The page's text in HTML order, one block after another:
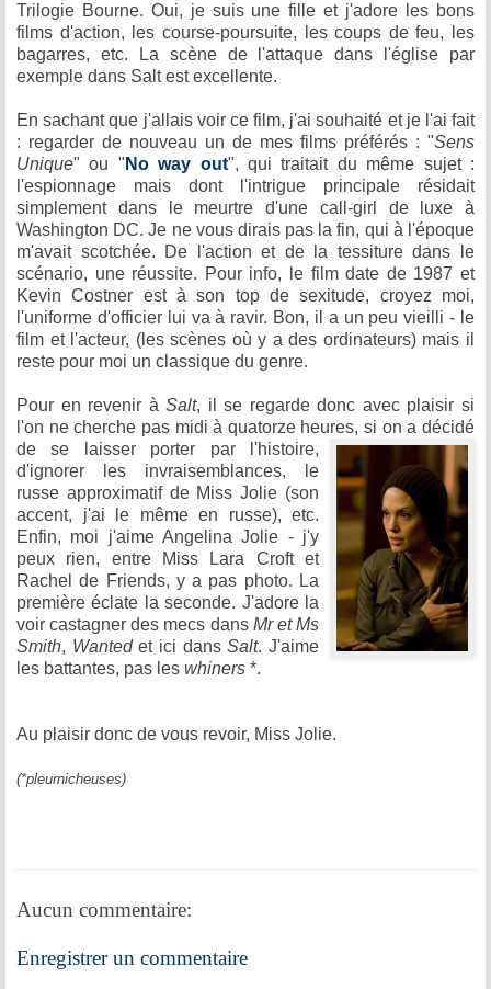
Trilogie Bourne. Oui, je suis une fille et j'adore les bons
films d'action, les course-poursuite, les coups de feu, les
bagarres, etc. La scène de l'attaque dans l'église par
exemple dans Salt est excellente.
En sachant que j'allais voir ce film, j'ai souhaité et je l'ai fait
: regarder de nouveau un de mes films préférés : "Sens
Unique" ou " No way out", qui traitait du même sujet :
l'espionnage mais dont l'intrigue principale résidait
simplement dans le meurtre d'une call-girl de luxe à
Washington DC. Je ne vous dirais pas la fin, qui à l'époque
m'avait scotchée. De l'action et de la tessiture dans le
scénario, une réussite. Pour info, le film date de 1987 et
Kevin Costner est à son top de sexitude, croyez moi,
l'uniforme d'officier lui va à ravir. Bon, il a un peu vieilli - le
film et l'acteur, (les scènes où y a des ordinateurs) mais il
reste pour moi un classique du genre.
Pour en revenir àSalt, il se regarde donc avec plaisir si
l'on ne cherche pas midi à quatorze heures, si on a décidé
dese laisser porter par l'histoire,
d'ignorer les invraisemblances, le
russe approximatif de Miss Jolie (son
accent, j'ai le même en russe), etc.
Enfin, moi j'aime Angelina Jolie - j'y
peux rien, entre Miss Lara Croft et
Rachel de Friends, y a pas photo. La
première éclate la seconde. J'adore la
voir castagner des mecs dans Mr et Ms
Smith, Wantedet ici dansSalt. J'aime
les battantes, pas les whiners *.
Au plaisir donc de vous revoir, Miss Jolie.
(*pleurnicheuses)
Aucun commentaire:
Enregistrer un commentaire